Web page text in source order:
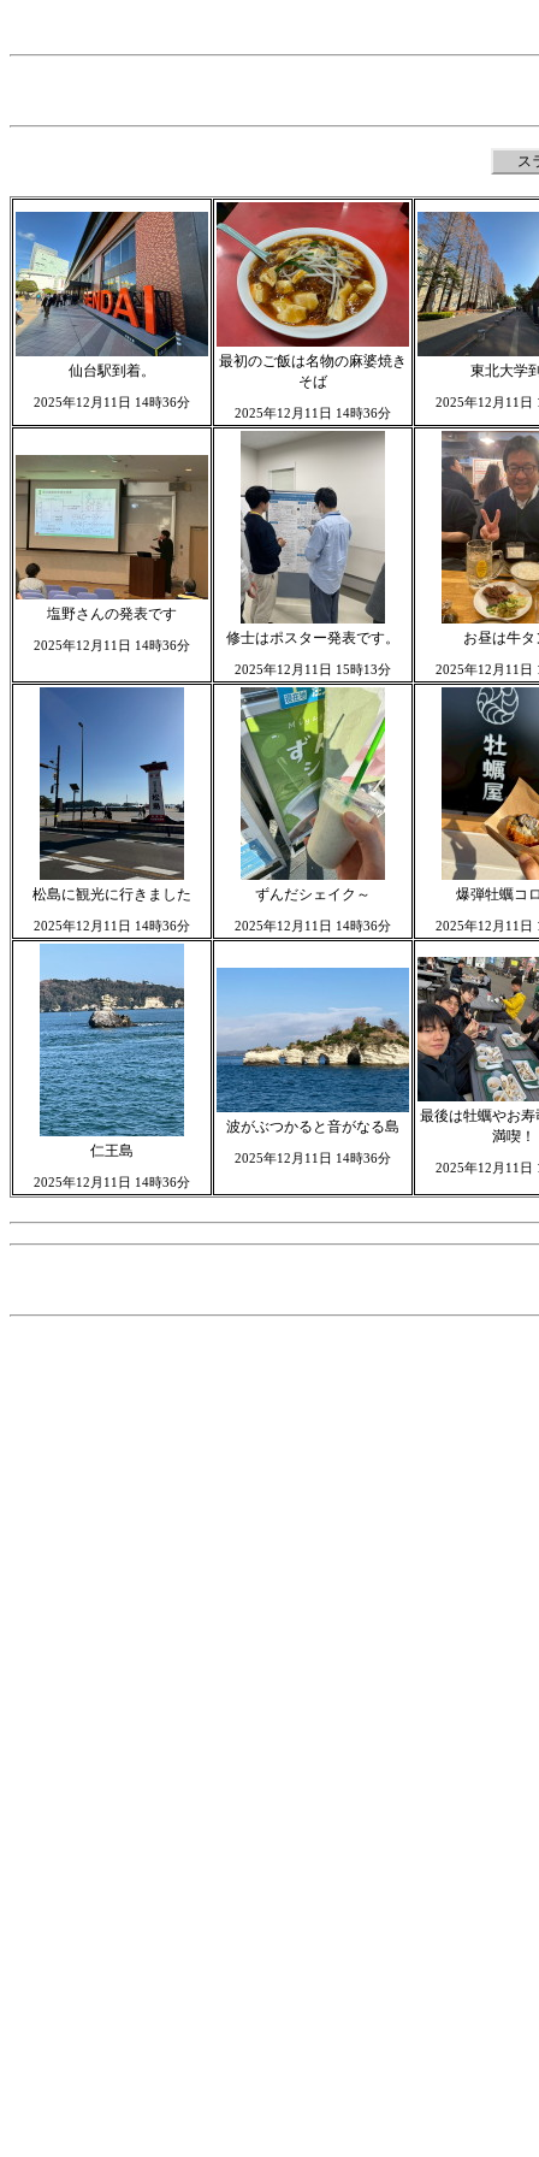
ス
仙台駅到着。
2025年12月11日 14時36分
最初のご飯は名物の麻婆焼き
そば
2025年12月11日 14時36分
東北大学
2025年12月11日
塩野さんの発表です
2025年12月11日 14時36分 修士はポスター発表です。
2025年12月11日 15時13分
お昼は牛タ
2025年12月11日
松島に観光に行きました
2025年12月11日 14時36分
ずんだシェイク～
2025年12月11日 14時36分
爆弾牡蠣コ
2025年12月11日
仁王島
2025年12月11日 14時36分
波がぶつかると音がなる島
2025年12月11日 14時36分
最後は牡蠣やお
満喫！
2025年12月11日